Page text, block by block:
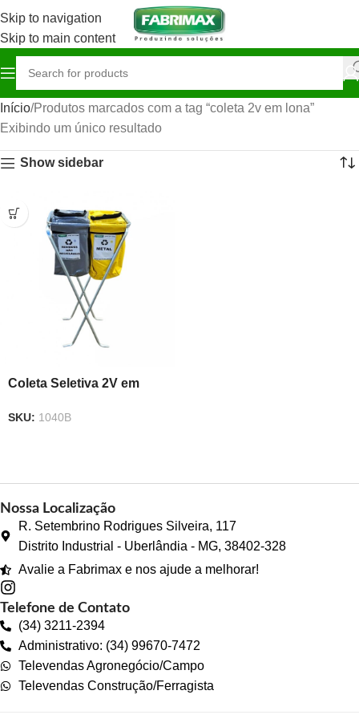
Skip to navigation
Skip to main content
Início Produtos marcados com a tag “coleta 2v em lona”
Exibindo um único resultado
Show sidebar
Coleta Seletiva 2V em
SKU: 1040B
Nossa Localização
R. Setembrino Rodrigues Silveira, 117
Distrito Industrial - Uberlândia - MG, 38402-328
Avalie a Fabrimax e nos ajude a melhorar!
Telefone de Contato
(34) 3211-2394
Administrativo: (34) 99670-7472
Televendas Agronegócio/Campo
Televendas Construção/Ferragista